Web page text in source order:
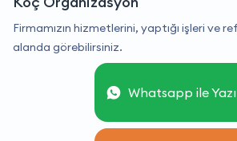
Firmamızın hizmetlerini, yaptığı işleri ve
alanda görebilirsiniz.
Whatsapp ile